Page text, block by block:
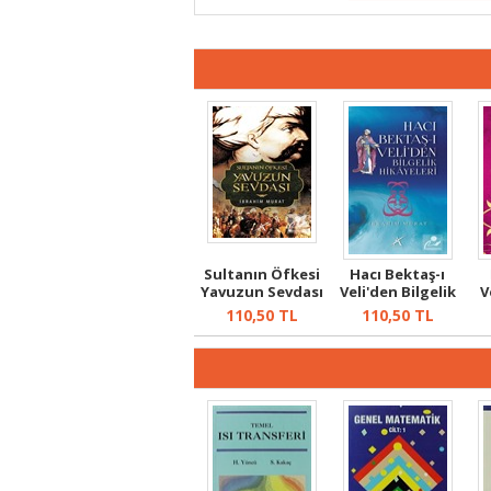
Sultanın Öfkesi
Yavuzun Sevdası
110,50TL
Hacı Bektaş-ı
Veli'den Bilgelik
Hikayele...
110,50TL